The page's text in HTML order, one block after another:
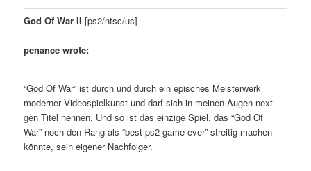
God Of War II[ps2/ntsc/us]
penance wrote:
“God Of War” ist durch und durch ein episches Meisterwerk
moderner Videospielkunst und darf sich in meinen Augen next-
gen Titel nennen. Und so ist das einzige Spiel, das “God Of
War” noch den Rang als “best ps2-game ever” streitig machen
könnte, sein eigener Nachfolger.